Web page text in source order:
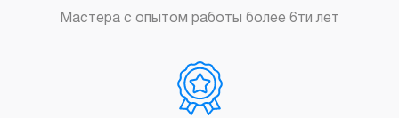
Мастера с опытом работы более 6ти лет